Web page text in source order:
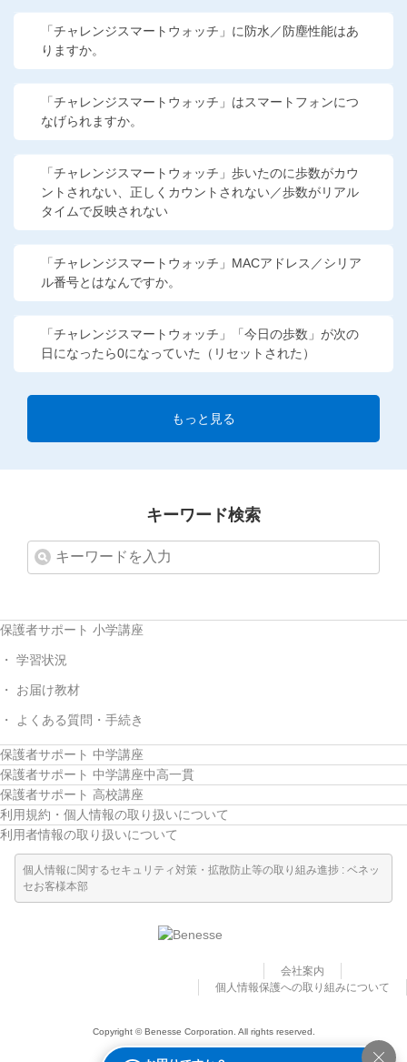
「チャレンジスマートウォッチ」に防水／防塵性能はあ
りますか。
「チャレンジスマートウォッチ」はスマートフォンにつ
なげられますか。
「チャレンジスマートウォッチ」歩いたのに歩数がカウ
ントされない、正しくカウントされない／歩数がリアル
タイムで反映されない
「チャレンジスマートウォッチ」MACアドレス／シリア
ル番号とはなんですか。
「チャレンジスマートウォッチ」「今日の歩数」が次の
日になったら0になっていた（リセットされた）
もっと見る
キーワード検索
保護者サポート 小学講座
学習状況
お届け教材
よくある質問・手続き
保護者サポート 中学講座
保護者サポート 中学講座中高一貫
保護者サポート 高校講座
利用規約・個人情報の取り扱いについて
利用者情報の取り扱いについて
個人情報に関するセキュリティ対策・拡散防止等の取り組み進捗 : ベネッ
セお客様本部
Copyright © Benesse Corporation. All rights reserved.
会社案内
個人情報保護への取り組みについて